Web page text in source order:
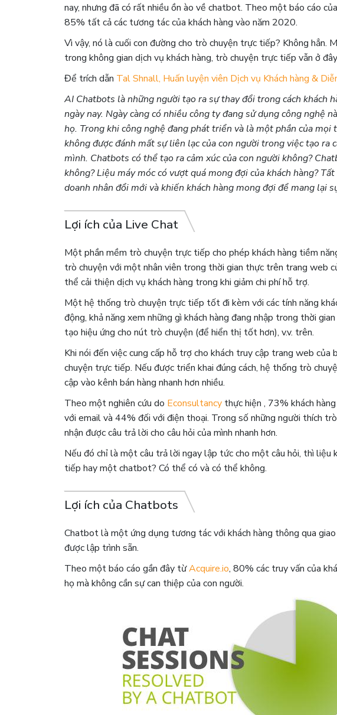
nay, nhưng đã có rất nhiều ồn ào về chatbot. Theo một báo cáo của
85% tất cả các tương tác của khách hàng vào năm 2020.
Vì vậy, nó là cuối con đường cho trò chuyện trực tiếp? Không hẳn.
trong không gian dịch vụ khách hàng, trò chuyện trực tiếp vẫn ở
Để trích dẫn Tal Shnall, Huấn luyện viên Dịch vụ Khách hàng &
AI Chatbots là những người tạo ra sự thay đổi trong cách khách
ngày nay. Ngày càng có nhiều công ty đang sử dụng công nghệ
họ. Trong khi công nghệ đang phát triển và là một phần của
không được đánh mất sự liên lạc của con người trong việc tạo ra
mình. Chatbots có thể tạo ra cảm xúc của con người không?
không? Liệu máy móc có vượt quá mong đợi của khách hàng?
doanh nhân đổi mới và khiến khách hàng mong đợi để mang lại
Lợi ích của Live Chat
Một phần mềm trò chuyện trực tiếp cho phép khách hàng tiềm
trò chuyện với một nhân viên trong thời gian thực trên trang web
thể cải thiện dịch vụ khách hàng trong khi giảm chi phí hỗ trợ.
Một hệ thống trò chuyện trực tiếp tốt đi kèm với các tính năng
động, khả năng xem những gì khách hàng đang nhập trong thời
tạo hiệu ứng cho nút trò chuyện (để hiển thị tốt hơn), v.v. trên.
Khi nói đến việc cung cấp hỗ trợ cho khách truy cập trang web của
chuyện trực tiếp. Nếu được triển khai đúng cách, hệ thống trò
cập vào kênh bán hàng nhanh hơn nhiều.
Theo một nghiên cứu do Econsultancy thực hiện , 73% khách
với email và 44% đối với điện thoại. Trong số những người thích
nhận được câu trả lời cho câu hỏi của mình nhanh hơn.
Nếu đó chỉ là một câu trả lời ngay lập tức cho một câu hỏi, thì
tiếp hay một chatbot? Có thể có và có thể không.
Lợi ích của Chatbots
Chatbot là một ứng dụng tương tác với khách hàng thông qua
được lập trình sẵn.
Theo một báo cáo gần đây từAcquire.io, 80% các truy vấn của
họ mà không cần sự can thiệp của con người.